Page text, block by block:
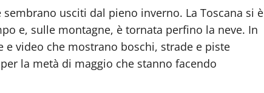
usciti dal pieno inverno. La Toscana si è
e, sulle montagne, è tornata perfino la neve. In
video che mostrano boschi, strade e piste
la metà di maggio che stanno facendo